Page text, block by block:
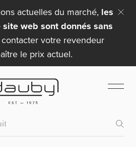
actuelles du marché, les
web sont donnés sans
votre revendeur
le prix actuel.